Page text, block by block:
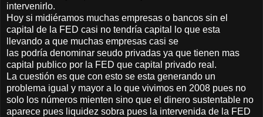
intervenirlo.
Hoy si midiéramos muchas empresas o bancos sin el
capital de la FED casi no tendría capital lo que esta
llevando a que muchas empresas casi se
las podría denominar seudo privadas ya que tienen mas
capital publico por la FED que capital privado real.
La cuestión es que con esto se esta generando un
problema igual y mayor a lo que vivimos en 2008 pues no
solo los números mienten sino que el dinero sustentable no
aparece pues liquidez sobra pues la intervenida de la FED